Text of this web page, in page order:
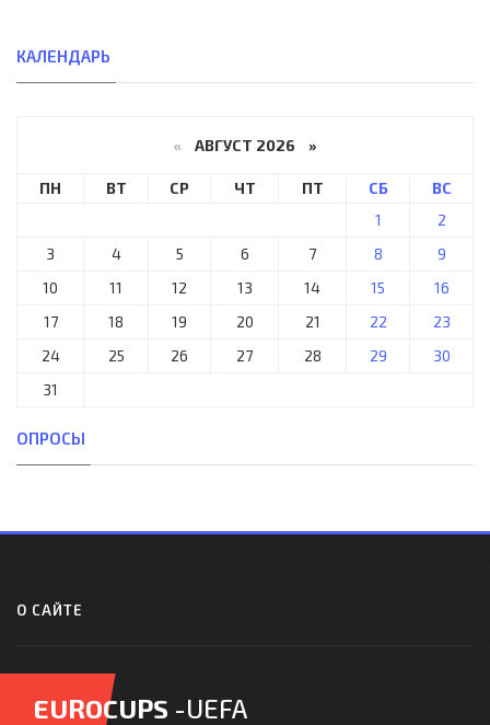
КАЛЕНДАРЬ
« АВГУСТ 2026 »
ПН ВТ СР ЧТ ПТ СБ
ВС
1
2
3
4 5 6 7 8
9
10
11 12 13 14 15
16
17
18 19 20 21 22
23
24
25 26 27 28 29
30
31
ОПРОСЫ
О САЙТЕ
EUROCUPS -UEFA